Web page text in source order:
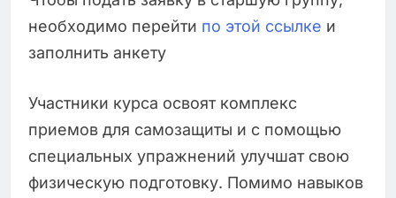
необходимо перейти по этой ссылке и
заполнить анкету
Участники курса освоят комплекс
приемов для самозащиты и с помощью
специальных упражнений улучшат свою
физическую подготовку. Помимо навыков